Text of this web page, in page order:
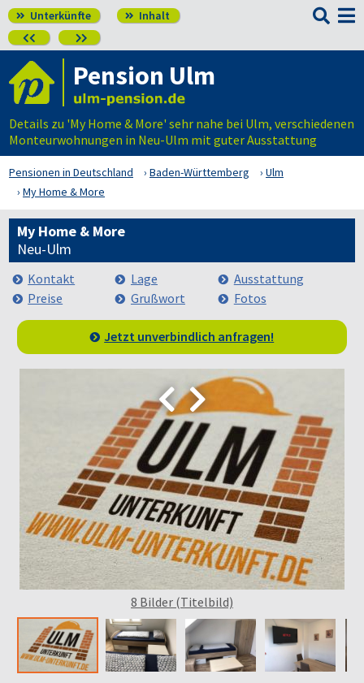
 Unterkünfte  Inhalt
 

Pension Ulm
Details zu 'My Home & More' sehr nahe bei Ulm, verschiedenen
Monteurwohnungen in Neu-Ulm mit guter Ausstattung
Pensionen in Deutschland Baden-Württemberg
Ulm
My Home & More
My Home & More
Neu-Ulm
Kontakt Lage
Ausstattung
Preise
Grußwort Fotos
Jetzt unverbindlich anfragen!
 
8 Bilder (Titelbild)